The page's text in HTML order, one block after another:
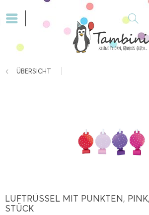
ÜBERSICHT
LUFTRÜSSEL MIT PUNKTEN,
STÜCK